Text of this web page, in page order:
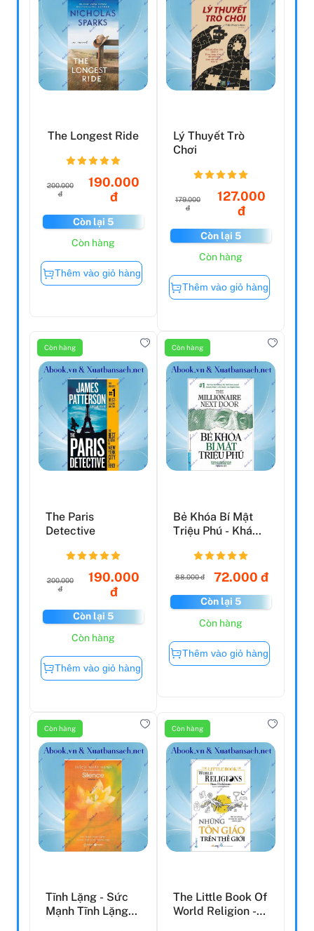
The Longest Ride
200.000
đ
190.000
đ
Còn lại 5
Còn hàng
Thêm vào giỏ hàng
Lý Thuyết Trò
Chơi
179.000
đ
127.000
đ
Còn lại 5
Còn hàng
Thêm vào giỏ hàng
Còn hàng
The Paris
Detective
200.000
đ
190.000
đ
Còn lại 5
Còn hàng
Thêm vào giỏ hàng
Còn hàng
Bẻ Khóa Bí Mật
Triệu Phú - Khám
Già...
88.000 đ 72.000 đ
Còn lại 5
Còn hàng
Thêm vào giỏ hàng
Còn hàng
Tĩnh Lặng - Sức
Mạnh Tĩnh Lặng
Còn hàng
The Little Book Of
World Religion -